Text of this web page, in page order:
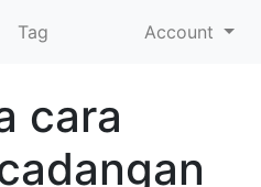
Tag Account
cara